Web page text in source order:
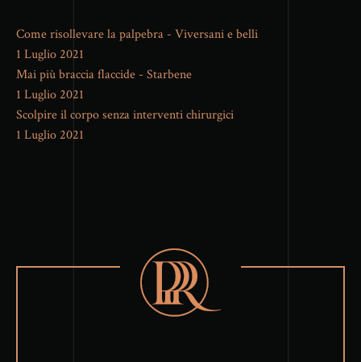
Come risollevare la palpebra - Viversani e belli
1 Luglio 2021
Mai più braccia flaccide - Starbene
1 Luglio 2021
Scolpire il corpo senza interventi chirurgici
1 Luglio 2021